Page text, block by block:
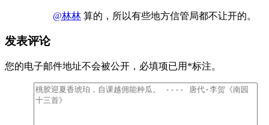
@林林 算的，所以有些地方信管局都不让开的。
发表评论
您的电子邮件地址不会被公开， 必填项已用 *标注。